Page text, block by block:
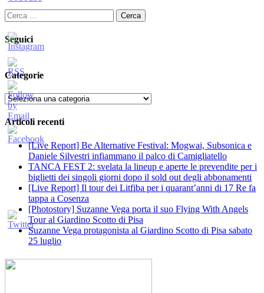
Ricerca
per:
Seguici
Categorie
Categorie
Articoli recenti
[Live Report] Be Alternative Festival: Mogwai, Subsonica e
Daniele Silvestri infiammano il palco di Camigliatello
TANCA FEST 2: svelata la lineup e aperte le prevendite per i
biglietti dei singoli giorni dopo il sold out degli abbonamenti
[Live Report] Il tour dei Litfiba per i quarant’anni di 17 Re fa
tappa a Cosenza
[Photostory] Suzanne Vega porta il suo Flying With Angels
Tour al Giardino Scotto di Pisa
Suzanne Vega protagonista al Giardino Scotto di Pisa sabato
25 luglio